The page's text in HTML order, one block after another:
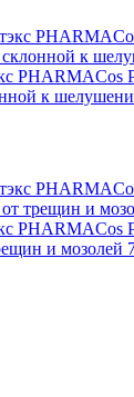
PHARMACos
к
PHARMACos
и мозолей